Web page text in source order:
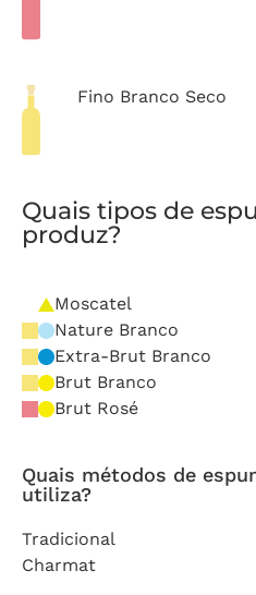
Fino Branco Seco
Quais tipos de
produz?
Moscatel
Nature Branco
Extra-Brut Branco
Brut Branco
Brut Rosé
Quais métodos de
utiliza?
Tradicional
Charmat